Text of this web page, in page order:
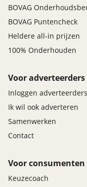
BOVAG
BOVAG Puntencheck
Heldere all-in prijzen
100% Onderhouden
Voor adverteerders
Inloggen adverteerders
Ik wil ook adverteren
Samenwerken
Contact
Voor consumenten
Keuzecoach